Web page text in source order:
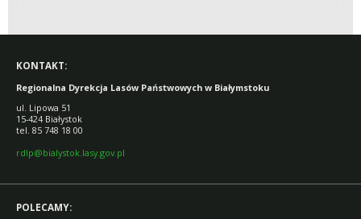
KONTAKT:
Regionalna Dyrekcja Lasów Państwowych w Białymstoku
ul. Lipowa 51
15-424 Białystok
tel. 85 748 18 00
rdlp@bialystok.lasy.gov.pl
POLECAMY: